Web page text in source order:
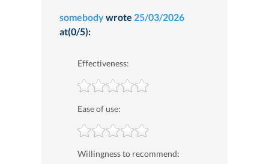
somebodywrote 25/03/2026
at(0/5):
Effectiveness:
Ease of use:
Willingness to recommend: